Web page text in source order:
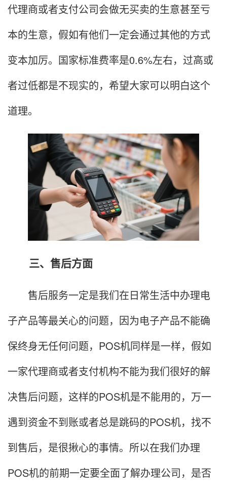
代理商或者支付公司会做无买卖的生意甚至亏
本的生意，假如有他们一定会通过其他的方式
变本加厉。国家标准费率是0.6%左右，过高或
者过低都是不现实的，希望大家可以明白这个
道理。
三、售后方面
售后服务一定是我们在日常生活中办理电
子产品等最关心的问题，因为电子产品不能确
保终身无任何问题，POS机同样是一样，假如
一家代理商或者支付机构不能为我们很好的解
决售后问题，这样的POS机是不能用的，万一
遇到资金不到账或者总是跳码的POS机，找不
到售后，是很揪心的事情。所以在我们办理
POS机的前期一定要全面了解办理公司，是否